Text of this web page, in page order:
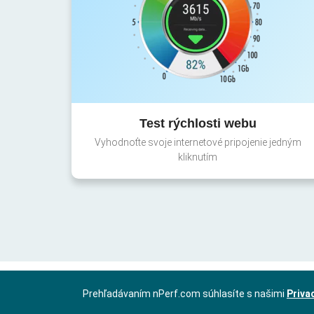
Test rýchlosti webu
Vyhodnoťte svoje internetové pripojenie jedným
kliknutím
Prehľadávaním nPerf.com súhlasíte s našimi